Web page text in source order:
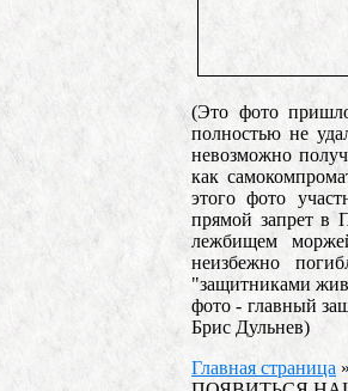
(Это фото
полностью не
невозможно
как
этого фото
прямой запрет в
лежбищем
неизбежно
"защитниками
фото - главный
Брис Дульнев)
Главная страница